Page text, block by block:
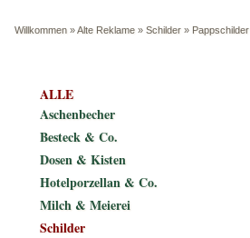
Willkommen »Alte Reklame » Schilder » Pappschilder
ALLE
Aschenbecher
Besteck & Co.
Dosen & Kisten
Hotelporzellan & Co.
Milch & Meierei
Schilder